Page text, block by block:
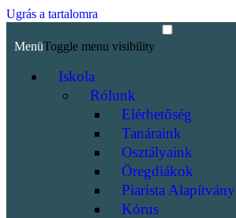
Ugrás a tartalomra
MenüToggle menu visibility
Iskola
Rólunk
Elérhetőség
Tanáraink
Osztályaink
Öregdiákok
Piarista Alapítvány
Kórus